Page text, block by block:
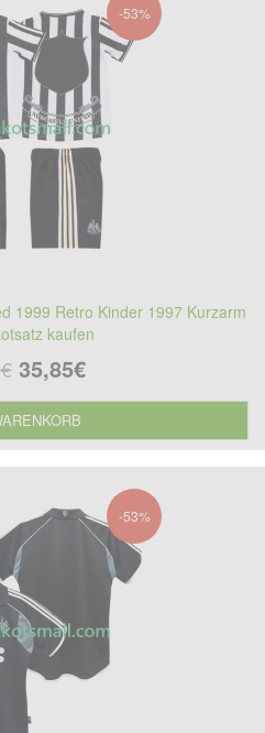
-53%
1999 Retro Kinder 1997 Kurzarm
kaufen
35,85€
-53%